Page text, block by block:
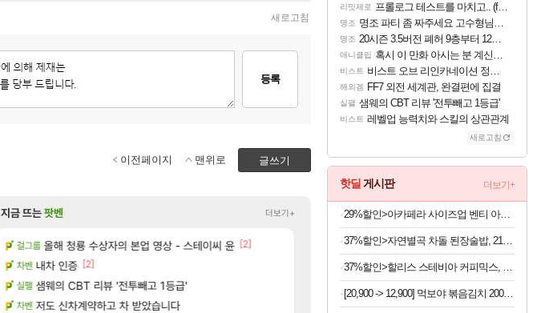
새로고침
등록
글쓰기
이전페이지 맨위로
LoL 이게 5년간 티원을 좀 먹은 플레이임 [36]
로아 쫀지 실시간
로아 ㅇㅂ) 쫀지 채팅창 ㅋㅋㅋㅋㅋㅋㅋㅋㅋㅋㅋ
메이플 메이플 렉걸리는 애들은 참고해라
검은사막 근데 펄없 얘들은 왜 아직도 [25]
메이플 “ 경기도 사실상 부도. ” [224]
[벨가르딘 The FIRST] 운영 후기 + 1~3위 공대 축하
로아 오늘 갑자기 떡상한 팔찌옵션 [31]
지금 뜨는팟벤 더보기+
걸그룹 올해 청룡 수상자의 본업 영상 - 스테이씨 윤 [2]
차벤 내차 인증 [2]
실팰 샘웨의 CBT 리뷰 '전투빼고 1등급'
차벤 저도 신차계약하고 차 받았습니다
나혼렙 과부하 한정 아니다! 정예림, 화속성 서포터
섭컬겜 섬란 카구라 개발사 신작 [시노비 넥서스] 연내
넷마블, 신작 서브컬쳐 게임 [펄 인 블루] 티저 사이
아주프로 4컷 만화 | 야간 보초는 너무 힘들어
리밋제로 프롤로그 테스트를 마치고.. (feat. 리아)
명조 명조 파티 좀 짜주세요 고수형님들…
명조 20시즌 3.5버전 폐허 9층부터 12층까지 클리어 조합 | 죽음의 노래와 바닷속 폐허 |
애니클립 혹시 이 만화 아시는 분 계신가요
비스트 비스트 오브 리인카네이션 정보/공략글 모음
해외겜 FF7 외전 세계관, 완결편에 집결
실팰 샘웨의 CBT 리뷰 '전투빼고 1등급'
비스트 레벨업 능력치와 스킬의 상관관계
새로고침
핫딜 게시판 더보기+
29%할인>아카페라 사이즈업 벤티 아메리카노, 600ml, 24개
37%할인>자연별곡 차돌 된장술밥, 210g, 2개 +황태 콩나물 해장국밥, 210g, 2개 + 소고기 미역국밥, 210g, 2개
37%할인>할리스 스테비아 커피믹스, 9.5g, 100개입, 1개
[20,900 -> 12,900] 먹보야 볶음김치 200g 8봉지